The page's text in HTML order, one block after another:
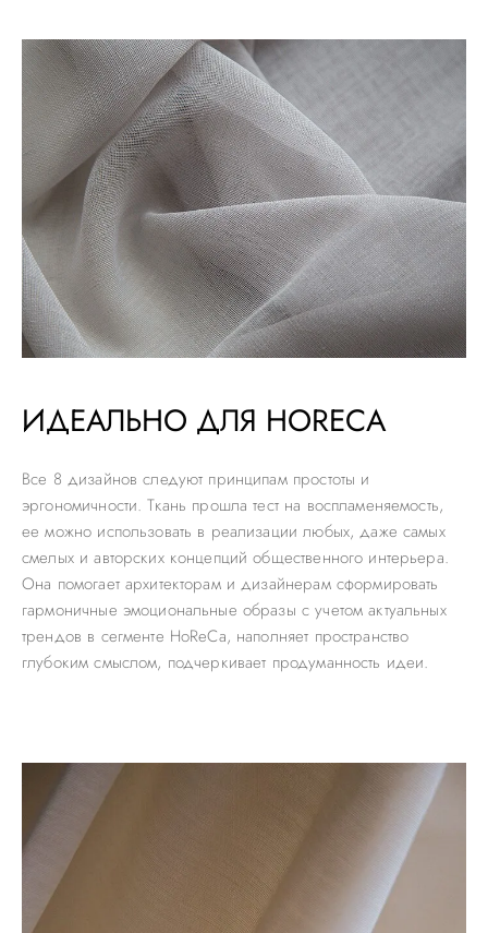
ИДЕАЛЬНО ДЛЯ HORECA
Все 8 дизайнов следуют принципам простоты и
эргономичности. Ткань прошла тест на воспламеняемость,
ее можно использовать в реализации любых, даже самых
смелых и авторских концепций общественного интерьера.
Она помогает архитекторам и дизайнерам сформировать
гармоничные эмоциональные образы с учетом актуальных
трендов в сегменте HoReCa, наполняет пространство
глубоким смыслом, подчеркивает продуманность идеи.